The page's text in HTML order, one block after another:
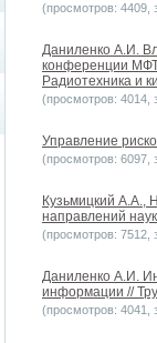
(просмотров: 4409,
Даниленко А.И.
конференции
Радиотехника и
(просмотров: 4014,
Управление
(просмотров: 6097,
Кузьмицкий А.А.,
направлений
(просмотров: 7512,
Даниленко А.И.
информации //
(просмотров: 4041,